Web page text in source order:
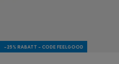
-25% RABATT - CODE FEELGOOD